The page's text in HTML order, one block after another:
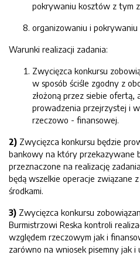
pokrywaniu kosztów z tym
organizowaniu i
Warunki realizacji zadania:
Zwycięzca konkursu
w sposób ściśle zgodny z
złożoną przez siebie ofertą,
prowadzenia przejrzystej i
rzeczowo - finansowej.
2) Zwycięzca konkursu będzie
bankowy na który przekazywane
przeznaczone na realizację
będą wszelkie operacje związane
środkami.
3) Zwycięzca konkursu
Burmistrzowi Reska kontroli
względem rzeczowym jak i
zarówno na wniosek pisemny jak i